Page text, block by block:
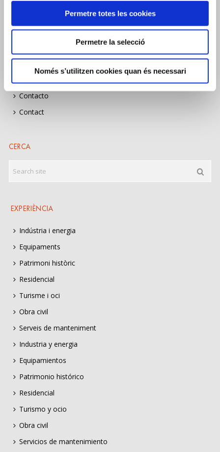
Permetre totes les cookies
Permetre la selecció
Només s’utilitzen cookies quan és necessari
Construïm Sostenibilitat
Actualitat
Contacto
Contact
CERCA
EXPERIÈNCIA
Indústria i energia
Equipaments
Patrimoni històric
Residencial
Turisme i oci
Obra civil
Serveis de manteniment
Industria y energia
Equipamientos
Patrimonio histórico
Residencial
Turismo y ocio
Obra civil
Servicios de mantenimiento